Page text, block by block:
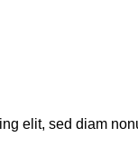
elit, sed diam